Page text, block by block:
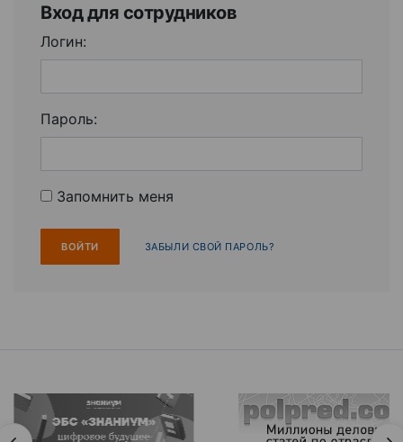
Вход для сотрудников
Логин:
Пароль:
Запомнить меня
ЗАБЫЛИ СВОЙ ПАРОЛЬ?